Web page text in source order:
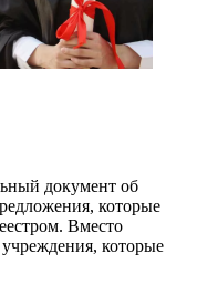
документ об
которые
Вместо
которые